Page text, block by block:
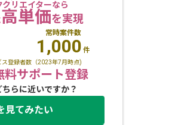
クリエイターなら
高単価を実現
常時案件数
1,000 件
登録者数（2023年7月時点)
料サポート登録
らに近いですか？
見てみたい